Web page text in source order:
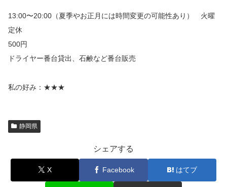
13:00〜20:00（夏季やお正月には時間変更の可能性あり） 火曜
定休
500円
ドライヤー番台貸出、石鹸など番台販売
私の好み：★★★
静岡県
シェアする
X Facebook はてブ